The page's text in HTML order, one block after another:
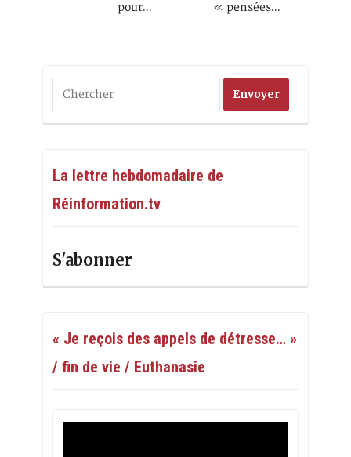
pour… « pensées…
La lettre hebdomadaire de
Réinformation.tv
S'abonner
« Je reçois des appels de détresse… »
/ fin de vie / Euthanasie